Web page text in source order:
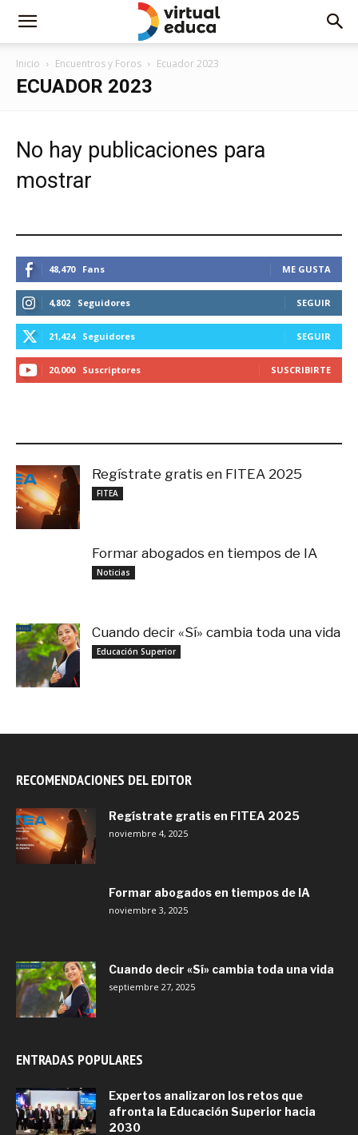
Inicio Encuentros y Foros Ecuador 2023
ECUADOR 2023
No hay publicaciones para
mostrar
48,470 Fans ME GUSTA
4,802 Seguidores SEGUIR
21,424 Seguidores SEGUIR
20,000 Suscriptores SUSCRIBIRTE
Regístrate gratis en FITEA 2025
FITEA
Formar abogados en tiempos de IA
Noticias
Cuando decir «Sí» cambia toda una vida
Educación Superior
RECOMENDACIONES DEL EDITOR
Regístrate gratis en FITEA 2025
noviembre 4, 2025
Formar abogados en tiempos de IA
noviembre 3, 2025
Cuando decir «Sí» cambia toda una vida
septiembre 27, 2025
ENTRADAS POPULARES
Expertos analizaron los retos que
afronta la Educación Superior hacia
2030